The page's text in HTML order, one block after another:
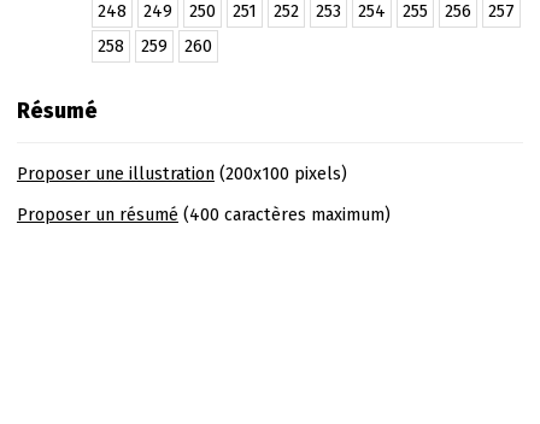
248
249 250 251 252 253 254 255 256
257
258
259 260
Résumé
Proposer une illustration(200x100 pixels)
Proposer un résumé (400 caractères maximum)